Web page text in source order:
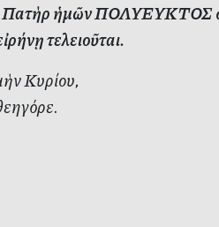
Πατὴρ ἡμῶν ΠΟΛΥΕΥΚΤΟΣ
τελειοῦται.
Κυρίου,